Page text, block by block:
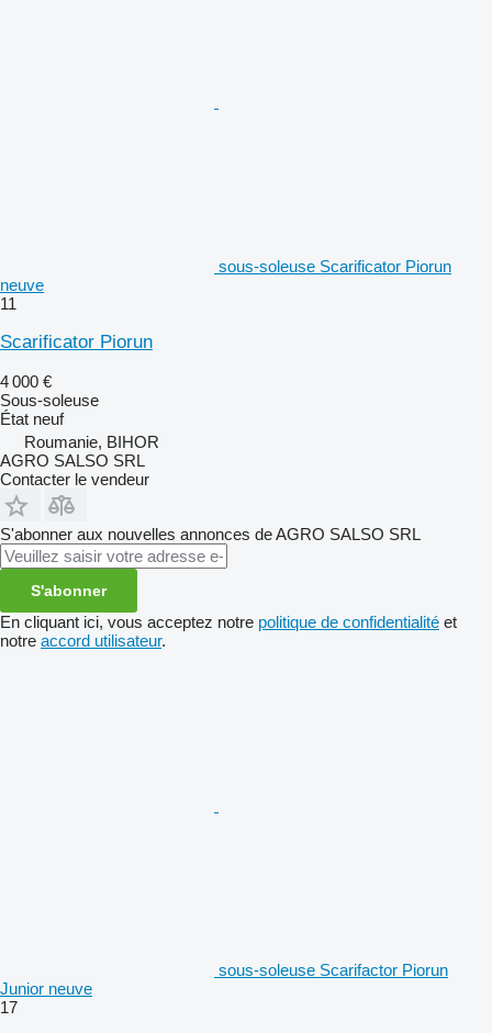
sous-soleuse Scarificator Piorun
neuve
11
Scarificator Piorun
4 000 €
Sous-soleuse
État neuf
Roumanie, BIHOR
AGRO SALSO SRL
Contacter le vendeur
S'abonner aux nouvelles annonces de AGRO SALSO SRL
S'abonner
En cliquant ici, vous acceptez notre politique de confidentialité et
notre accord utilisateur.
sous-soleuse Scarifactor Piorun
Junior neuve
17